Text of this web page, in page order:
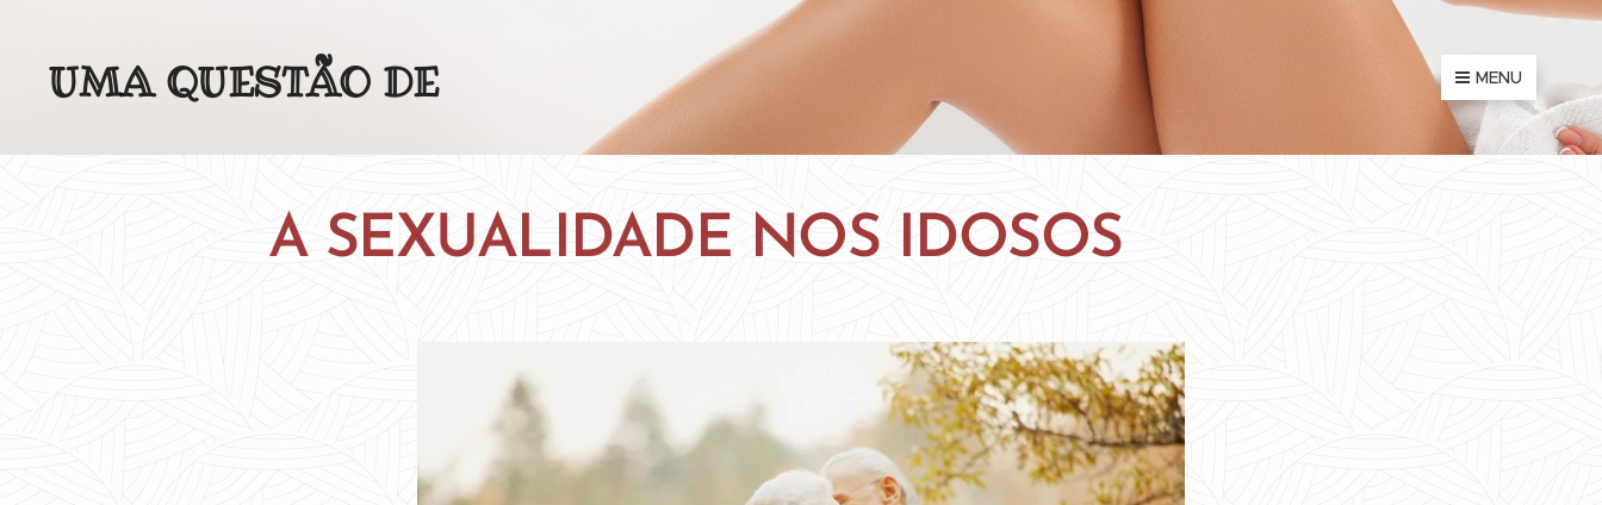
UMA QUESTÃO DE
(MENTAL)IDADE
MENU
A SEXUALIDADE NOS IDOSOS